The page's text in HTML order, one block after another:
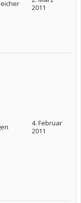
2011
4. Februar
2011